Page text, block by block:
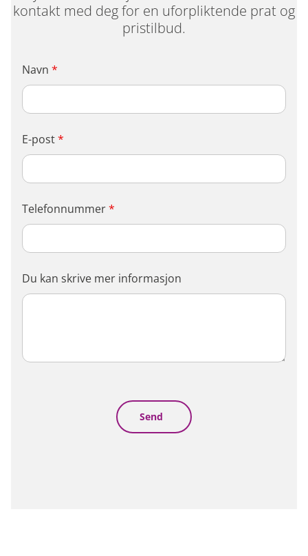
kontakt med deg for en uforpliktende prat og
pristilbud.
Navn *
E-post*
Telefonnummer*
Du kan skrive mer informasjon